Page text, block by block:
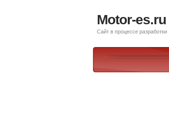
Motor-es.ru
Сайт в процессе разработки